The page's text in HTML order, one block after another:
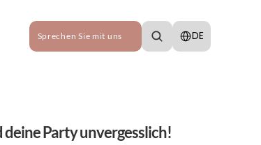
Sprechen Sie mit uns
Select Language
DE
Party unvergesslich!